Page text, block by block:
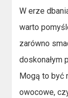
W erze
warto
zarówno
doskonałym
Mogą to być
owocowe,